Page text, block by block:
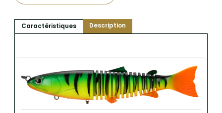
Caractéristiques Description